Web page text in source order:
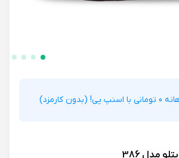
386